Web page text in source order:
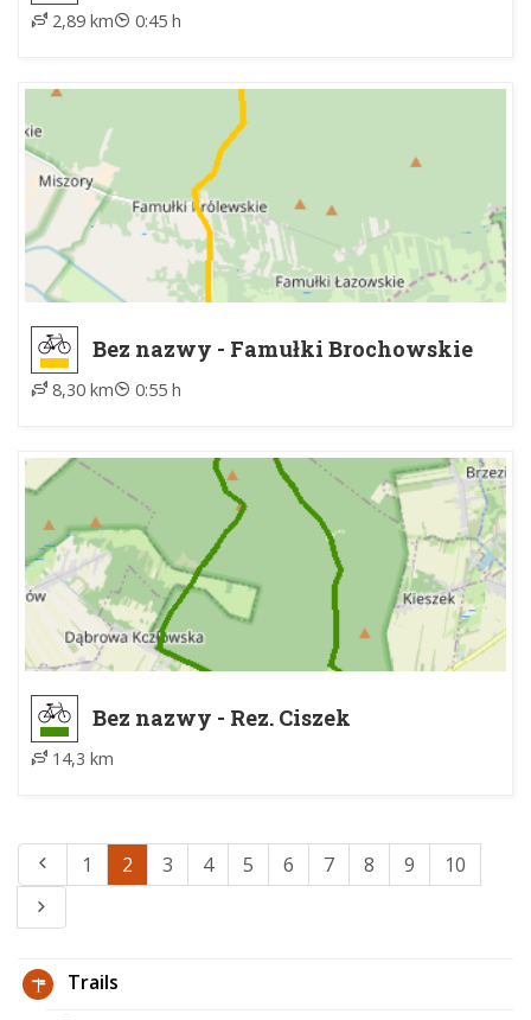
2,89 km 0:45 h
Bez nazwy - Famułki Brochowskie
8,30 km 0:55 h
Bez nazwy - Rez. Ciszek
14,3 km
1 2 3 4 5 6 7 8 9 10
Trails